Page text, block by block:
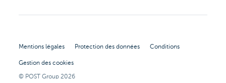
Mentions légales Protection des données Conditions
Gestion des cookies
© POST Group2026